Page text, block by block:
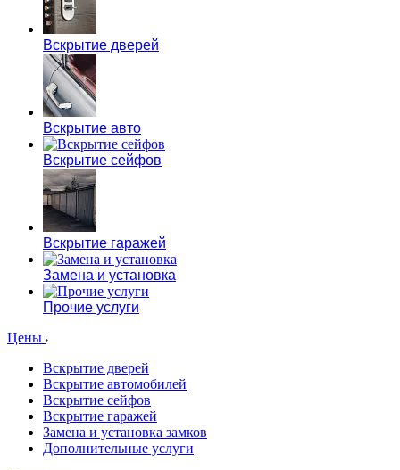
Вскрытие дверей
Вскрытие авто
Вскрытие сейфов
Вскрытие гаражей
Замена и установка
Прочие услуги
Цены
Вскрытие дверей
Вскрытие автомобилей
Вскрытие сейфов
Вскрытие гаражей
Замена и установка замков
Дополнительные услуги